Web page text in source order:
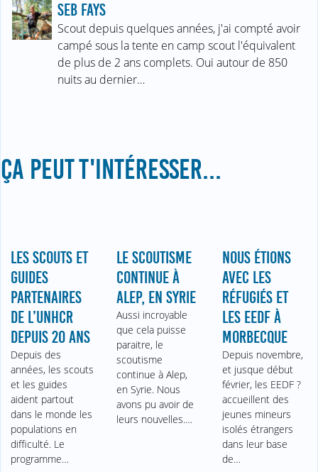
SEB FAYS
Scout depuis quelques années, j'ai compté avoir
campé sous la tente en camp scout l'équivalent
de plus de 2 ans complets. Oui autour de 850
nuits au dernier…
ÇA PEUT T'INTÉRESSER...
LES SCOUTS ET
GUIDES
PARTENAIRES
DE L’UNHCR
DEPUIS 20 ANS
Depuis des
années, les scouts
et les guides
aident partout
dans le monde les
populations en
difficulté. Le
programme…
LE SCOUTISME
CONTINUE À
ALEP, EN SYRIE
Aussi incroyable
que cela puisse
paraitre, le
scoutisme
continue à Alep,
en Syrie. Nous
avons pu avoir de
leurs nouvelles.…
NOUS ÉTIONS
AVEC LES
RÉFUGIÉS ET
LES EEDF À
MORBECQUE
Depuis novembre,
et jusque début
février, les EEDF ?
accueillent des
jeunes mineurs
isolés étrangers
dans leur base
de…